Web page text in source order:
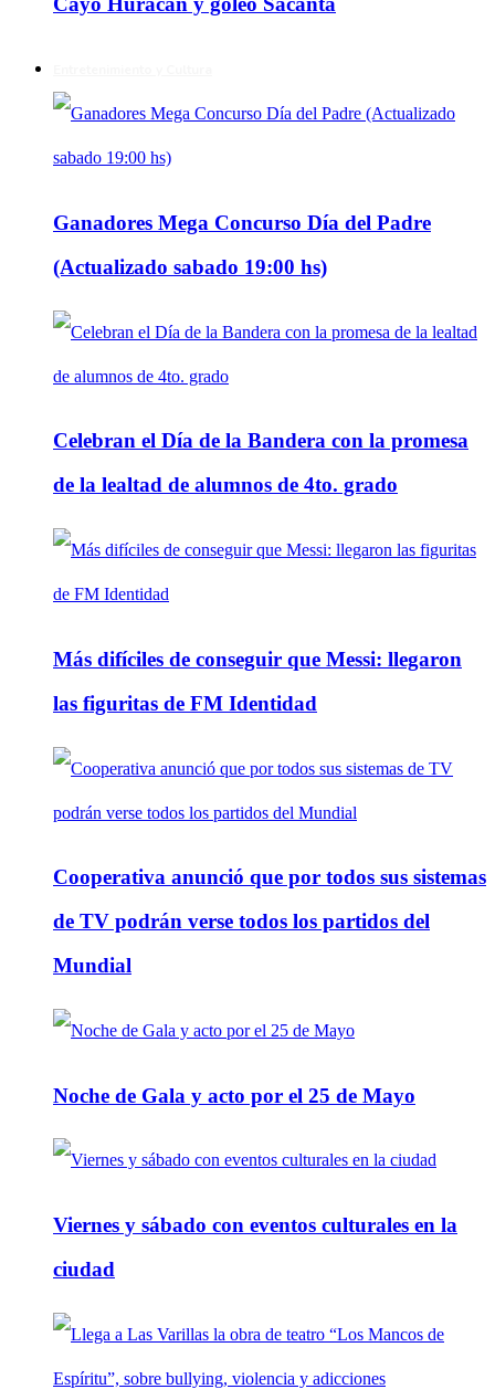
Ganadores Mega Concurso Día del Padre
(Actualizado sabado 19:00 hs)
Celebran el Día de la Bandera con la promesa
de la lealtad de alumnos de 4to. grado
Más difíciles de conseguir que Messi: llegaron
las figuritas de FM Identidad
Cooperativa anunció que por todos sus sistemas
de TV podrán verse todos los partidos del
Mundial
Noche de Gala y acto por el 25 de Mayo
Viernes y sábado con eventos culturales en la
ciudad